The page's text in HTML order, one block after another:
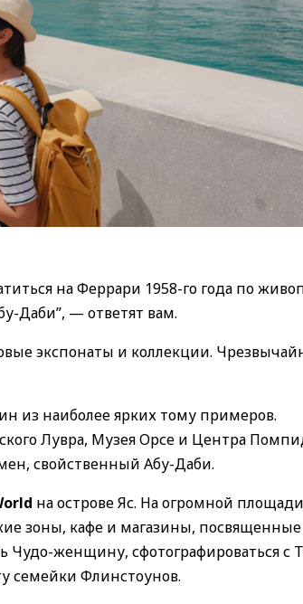
на Феррари 1958-го года по
Даби”, — ответят вам.
экспонаты и коллекции.
из наиболее ярких тому примеров.
Лувра, Музея Орсе и Центра
свойственный Абу-Даби.
на острове Яс. На огромной
зоны, кафе и магазины, посвященные
Чудо-женщину, сфотографироваться с
семейки Флинстоунов.